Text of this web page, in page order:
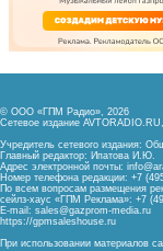
© ООО «ГПМ Радио», 2026
Сетевое издание
Учредитель сетевого издания:
Главный редактор: Ипатова И.Ю.
Адрес электронной почты:
Номер телефона редакции: +7
По всем вопросам размещения
сейлз-хаус «ГПМ Реклама»: +7
E-mail: sales@gazprom-media.ru
https://gpmsaleshouse.ru
При использовании материалов